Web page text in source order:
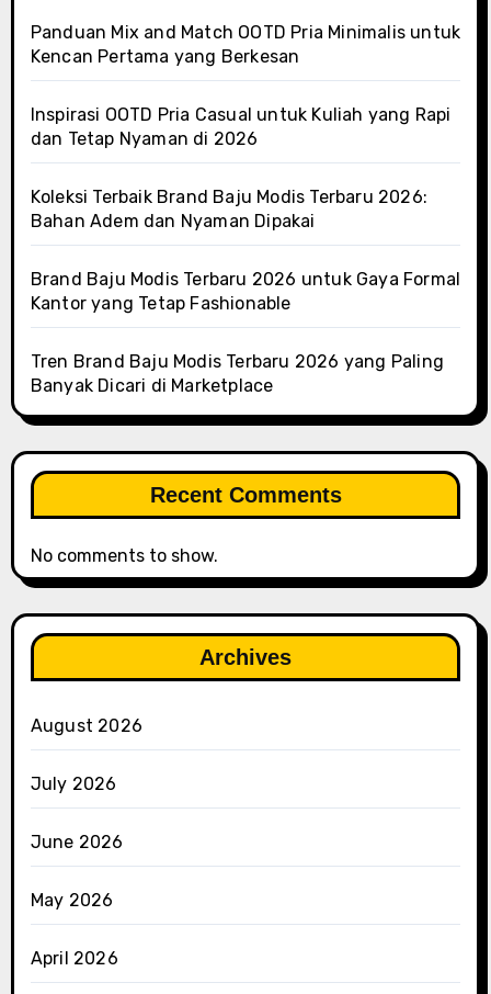
Panduan Mix and Match OOTD Pria Minimalis untuk
Kencan Pertama yang Berkesan
Inspirasi OOTD Pria Casual untuk Kuliah yang Rapi
dan Tetap Nyaman di 2026
Koleksi Terbaik Brand Baju Modis Terbaru 2026:
Bahan Adem dan Nyaman Dipakai
Brand Baju Modis Terbaru 2026 untuk Gaya Formal
Kantor yang Tetap Fashionable
Tren Brand Baju Modis Terbaru 2026 yang Paling
Banyak Dicari di Marketplace
Recent Comments
No comments to show.
Archives
August 2026
July 2026
June 2026
May 2026
April 2026